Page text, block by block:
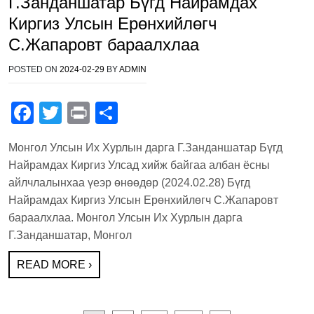
Киргиз Улсын Ерөнхийлөгч
С.Жапаровт бараалхлаа
POSTED ON 2024-02-29 BYADMIN
F
c
e
b
o
o
k
T
tt
er
Pr
t
ar
e
Монгол Улсын Их Хурлын дарга Г.Занданшатар Бүгд
Найрамдах Киргиз Улсад хийж байгаа албан ёсны
айлчлалынхаа үеэр өнөөдөр (2024.02.28) Бүгд
Найрамдах Киргиз Улсын Ерөнхийлөгч С.Жапаровт
бараалхлаа. Монгол Улсын Их Хурлын дарга
Г.Занданшатар, Монгол
READ MORE ›